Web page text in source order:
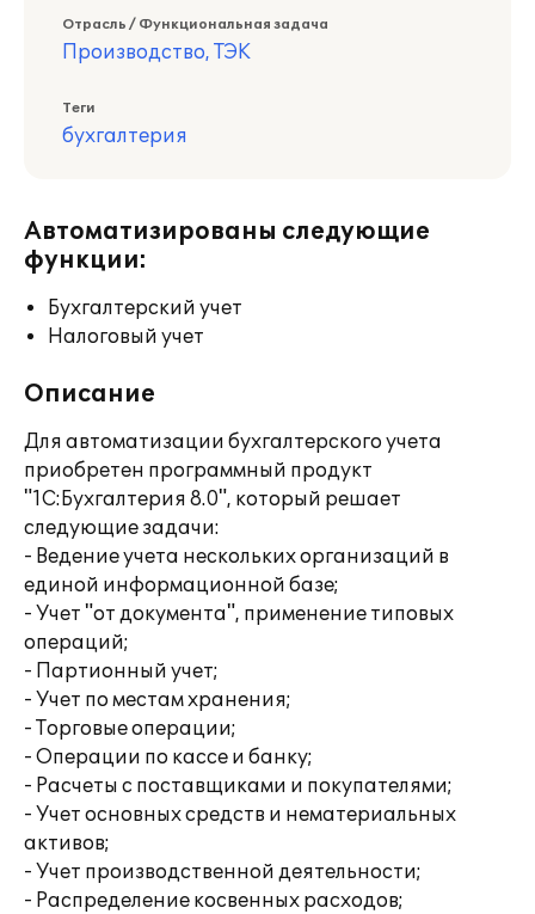
Отрасль / Функциональная задача
Производство, ТЭК
Теги
бухгалтерия
Автоматизированы следующие
функции:
Бухгалтерский учет
Налоговый учет
Описание
Для автоматизации бухгалтерского учета
приобретен программный продукт
"1С:Бухгалтерия 8.0", который решает
следующие задачи:
- Ведение учета нескольких организаций в
единой информационной базе;
- Учет "от документа", применение типовых
операций;
- Партионный учет;
- Учет по местам хранения;
- Торговые операции;
- Операции по кассе и банку;
- Расчеты с поставщиками и покупателями;
- Учет основных средств и нематериальных
активов;
- Учет производственной деятельности;
- Распределение косвенных расходов;